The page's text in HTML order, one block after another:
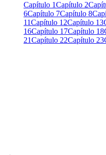
Capítulo 1Capítulo 2
6Capítulo 7Capítulo 8
11Capítulo 12Capítulo 13
16Capítulo 17Capítulo 18
21Capítulo 22Capítulo 23